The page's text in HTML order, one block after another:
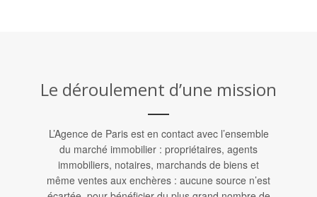
Le déroulement d’une mission
L’Agence de Paris est en contact avec l’ensemble
du marché immobilier : propriétaires, agents
immobiliers, notaires, marchands de biens et
même ventes aux enchères : aucune source n’est